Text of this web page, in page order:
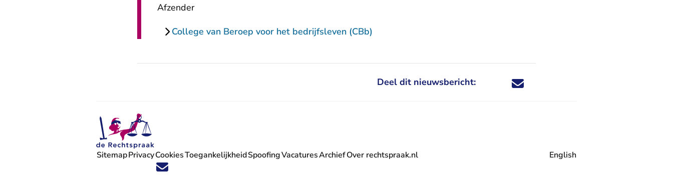
Afzender
College van Beroep voor het bedrijfsleven (CBb)
Deel dit nieuwsbericht: Deel dit nieuwsbericht via X - U verlaat
Deel dit nieuwsbericht via Facebook - U
Deel dit nieuwsbericht via e-mail
Deel dit nieuwsbericht via LinkedIn - U
Volg ons op X (Twitter) - U verlaat Rechtspraak.nl
Volg ons op Facebook - U verlaat Rechtspraak.nl
Volg ons op Instagram - U verlaat Rechtspraak.nl
Volg ons op Youtube - U verlaat Rechtspraak.nl
Volg ons op LinkedIn - U verlaat Rechtspraak.nl
'Blijf op de hoogte' nieuwsbrief - U verlaat Rechtspraak.nl
SitemapPrivacyCookiesToegankelijkheidSpoofingVacatures
- U verlaat Rechtspraak.nl
ArchiefOver rechtspraak.nl English